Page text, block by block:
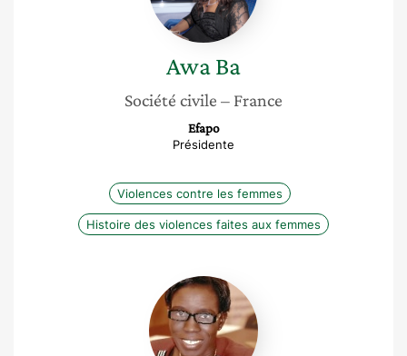
AwaBa
Société civile – France
Efapo
Présidente
Violences contre les femmes
Histoire des violences faites aux femmes
Karidja
Tanou